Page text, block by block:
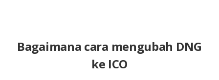
Bagaimana cara mengubah DNG
ke ICO